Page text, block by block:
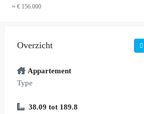
≈ € 156.000
Overzicht
Appartement
Type
38.09 tot 189.8